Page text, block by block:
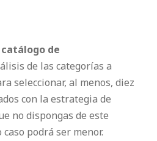
de
de las categorías a
seleccionar, al menos, diez
con la estrategia de
no dispongas de este
podrá ser menor.